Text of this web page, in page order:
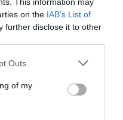
on the IAB’s List of
further disclose it to other
Outs
of my
aux GS sous
propriétaires (
entreprises amies)